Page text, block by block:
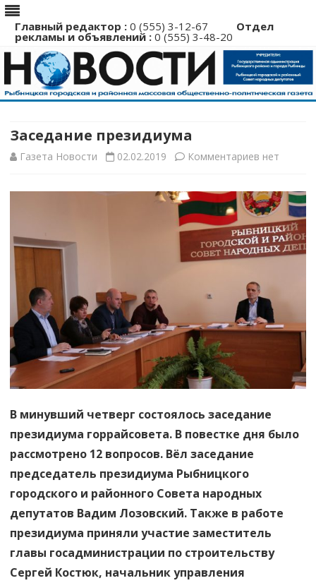
Главный редактор : 0 (555) 3-12-67 Отдел
рекламы и объявлений : 0 (555) 3-48-20
Перейти
Заседание президиума
Газета Новости 02.02.2019 Комментариев к
Заседание
президиума
нет
В минувший четверг состоялось заседание
президиума горрайсовета. В повестке дня было
рассмотрено 12 вопросов. Вёл заседание
председатель президиума Рыбницкого
городского и районного Совета народных
депутатов Вадим Лозовский. Также в работе
президиума приняли участие заместитель
главы госадминистрации по строительству
Сергей Костюк, начальник управления